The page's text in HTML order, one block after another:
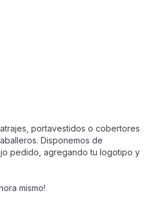
portavestidos o cobertores
Disponemos de
pedido, agregando tu logotipo y
mismo!